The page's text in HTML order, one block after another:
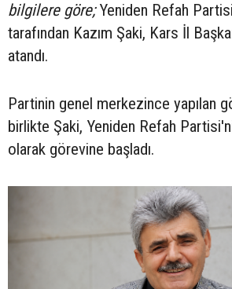
bilgilere göre;Yeniden Refah
tarafından Kazım Şaki, Kars İl
atandı.
Partinin genel merkezince yapılan
birlikte Şaki, Yeniden Refah
olarak görevine başladı.